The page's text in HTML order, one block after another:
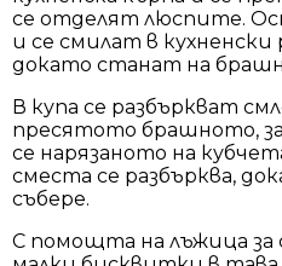
се отделят люспите.
и се смилат в
докато станат на
В купа се разбъркват
пресятото брашното,
се нарязаното на
сместа се разбърква,
събере.
С помощта на лъжица за